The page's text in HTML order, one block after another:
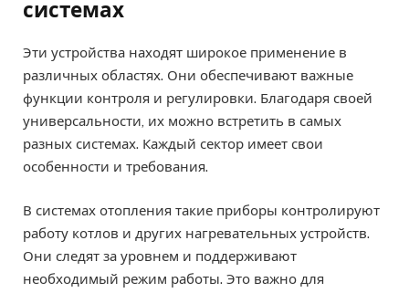
системах
Эти устройства находят широкое применение в
различных областях. Они обеспечивают важные
функции контроля и регулировки. Благодаря своей
универсальности, их можно встретить в самых
разных системах. Каждый сектор имеет свои
особенности и требования.
В системах отопления такие приборы контролируют
работу котлов и других нагревательных устройств.
Они следят за уровнем и поддерживают
необходимый режим работы. Это важно для